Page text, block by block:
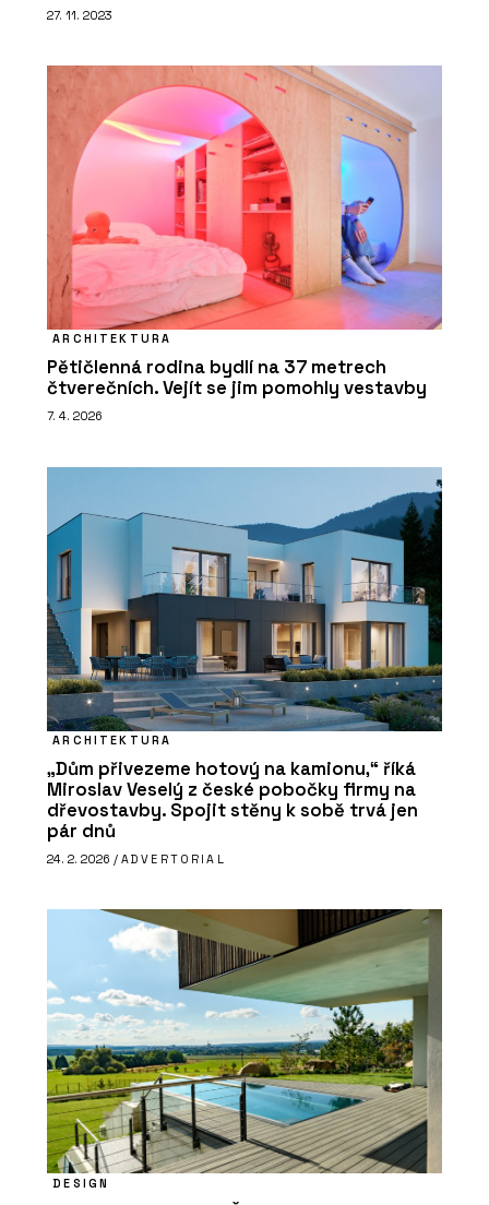
27. 11. 2023
ARCHITEKTURA
Pětičlenná rodina bydlí na 37 metrech
čtverečních. Vejít se jim pomohly vestavby
7. 4. 2026
ARCHITEKTURA
„Dům přivezeme hotový na kamionu,“ říká
Miroslav Veselý z české pobočky firmy na
dřevostavby. Spojit stěny k sobě trvá jen
pár dnů
24. 2. 2026 / ADVERTORIAL
DESIGN